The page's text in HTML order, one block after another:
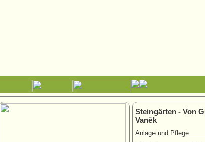
Steingärten - Von
Vanêk
Anlage und Pflege